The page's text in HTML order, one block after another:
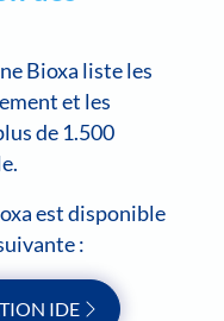
Bioxa liste les
et les
de 1.500
est disponible
:
IDE